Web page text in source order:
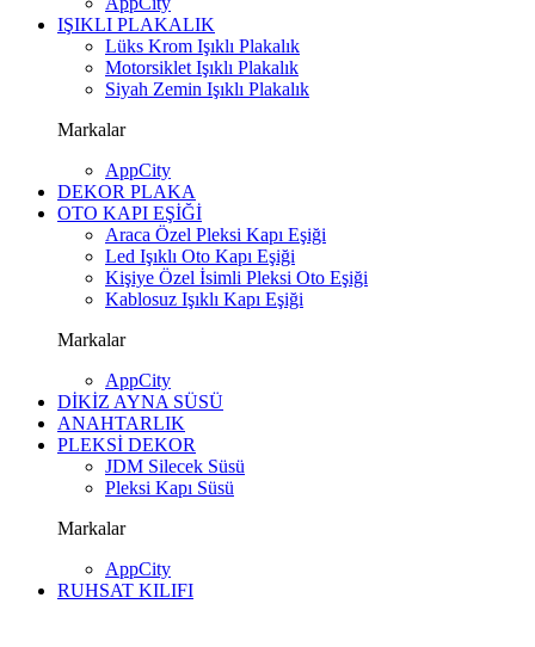
IŞIKLI PLAKALIK
Lüks Krom Işıklı Plakalık
Motorsiklet Işıklı Plakalık
Siyah Zemin Işıklı Plakalık
Markalar
AppCity
DEKOR PLAKA
OTO KAPI EŞİĞİ
Araca Özel Pleksi Kapı Eşiği
Led Işıklı Oto Kapı Eşiği
Kişiye Özel İsimli Pleksi Oto Eşiği
Kablosuz Işıklı Kapı Eşiği
Markalar
AppCity
DİKİZ AYNA SÜSÜ
ANAHTARLIK
PLEKSİ DEKOR
JDM Silecek Süsü
Pleksi Kapı Süsü
Markalar
AppCity
RUHSAT KILIFI